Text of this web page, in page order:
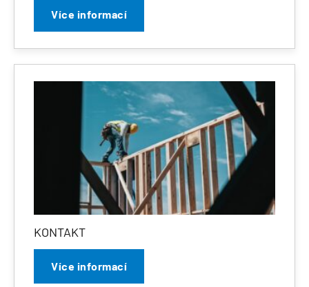
Více informací
KONTAKT
Více informací